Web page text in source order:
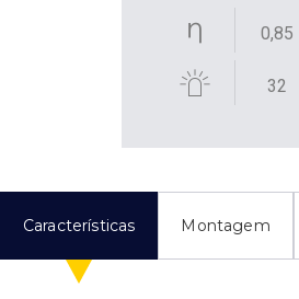
0,85
32
Características Montagem